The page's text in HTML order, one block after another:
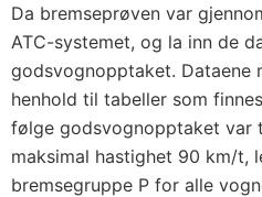
Da bremseprøven var
ATC-systemet, og la inn de
godsvognopptaket. Dataene
henhold til tabeller som
følge godsvognopptaket var
maksimal hastighet 90 km/t,
bremsegruppe P for alle